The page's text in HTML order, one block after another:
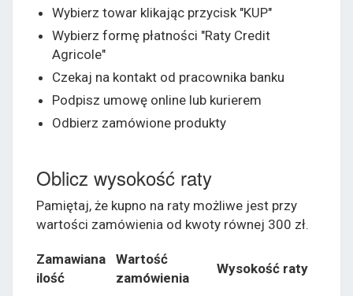
Wybierz towar klikając przycisk "KUP"
Wybierz formę płatności "Raty Credit
Agricole"
Czekaj na kontakt od pracownika banku
Podpisz umowę online lub kurierem
Odbierz zamówione produkty
Oblicz wysokość raty
Pamiętaj, że kupno na raty możliwe jest przy
wartości zamówienia od kwoty równej 300 zł.
Zamawiana
ilość
Wartość
zamówienia
Wysokość raty